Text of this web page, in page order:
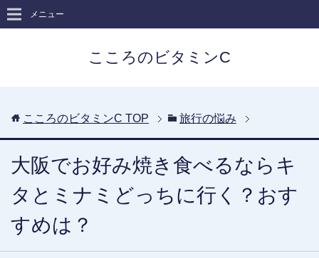
こころのビタミンC
メニュー
こころのビタミンC TOP 旅行の悩み
大阪でお好み焼き食べるならキ
タとミナミどっちに行く？おす
すめは？